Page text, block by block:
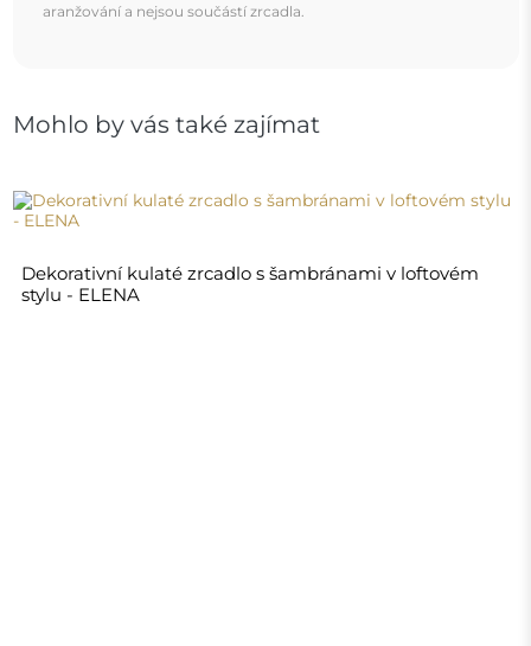
aranžování a nejsou součástí zrcadla.
Mohlo by vás také zajímat
Dekorativní kulaté zrcadlo s šambránami v loftovém
stylu - ELENA